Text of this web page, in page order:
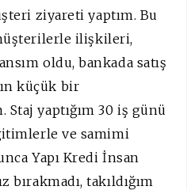
ziyareti yaptım. Bu
ilişkileri,
oldu, bankada satış
küçük bir
Staj yaptığım 30 iş günü
ve samimi
Yapı Kredi İnsan
bırakmadı, takıldığım